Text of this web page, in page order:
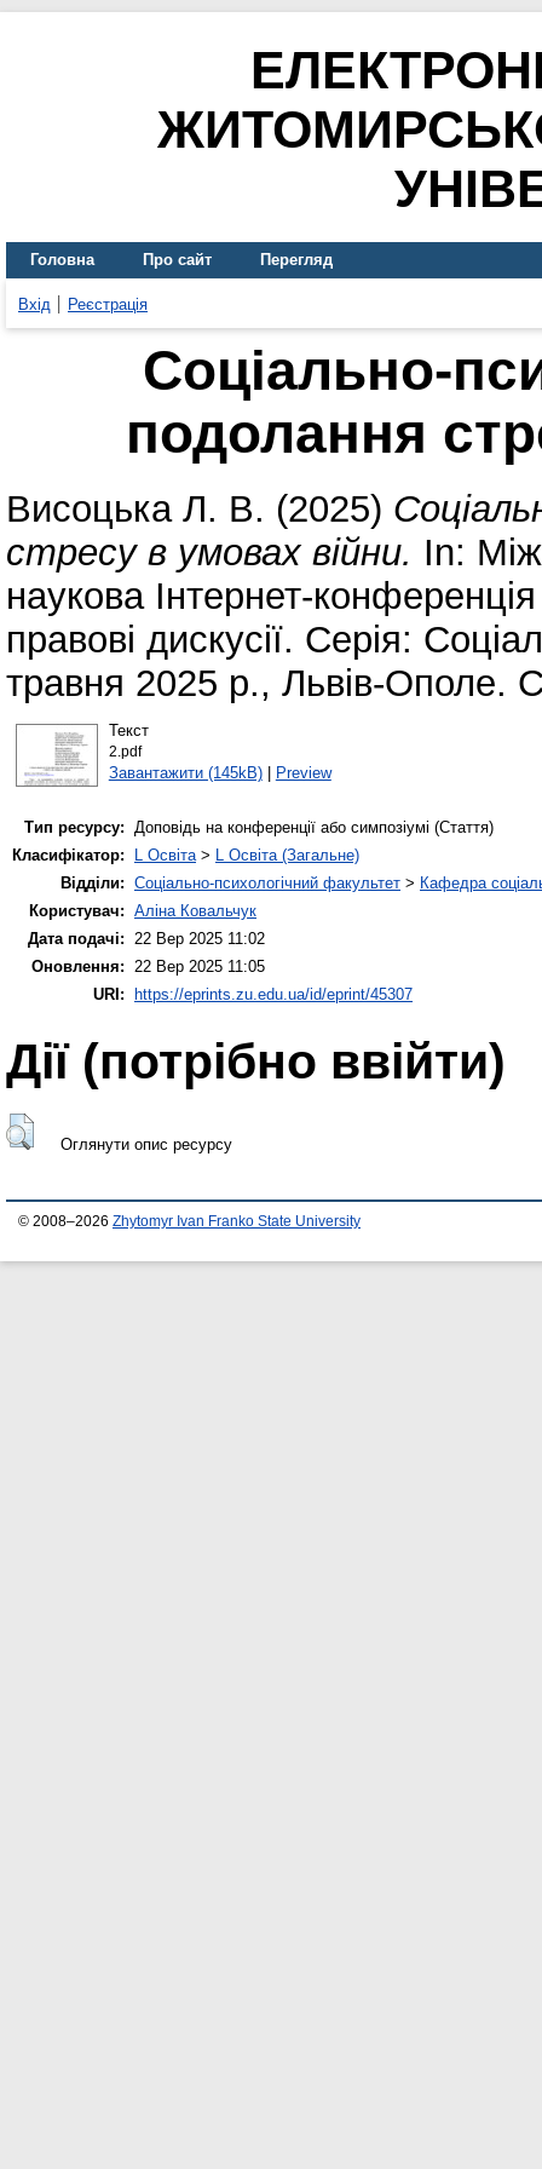
Головна Про сайт Перегляд
Вхід Реєстрація
Соціально-
подолання
Висоцька Л. В. (2025)
стресу в умовах війни. In:
наукова Інтернет-
правові дискусії. Серія:
травня 2025 р., Львів-Ополе.
Текст
2.pdf
Завантажити (145kB)| Preview
Тип ресурсу: Доповідь на конференції або симпозіумі (Стаття)
Класифікатор:
L Освіта> L Освіта (Загальне)
Відділи: Соціально-психологічний факультет > Кафедра
Користувач: Аліна Ковальчук
Дата подачі: 22 Вер 2025 11:02
Оновлення: 22 Вер 2025 11:05
URI:
https://eprints.zu.edu.ua/id/eprint/45307
Дії ​​(потрібно ввійти)
Оглянути опис ресурсу
© 2008–2026 Zhytomyr Ivan Franko State University